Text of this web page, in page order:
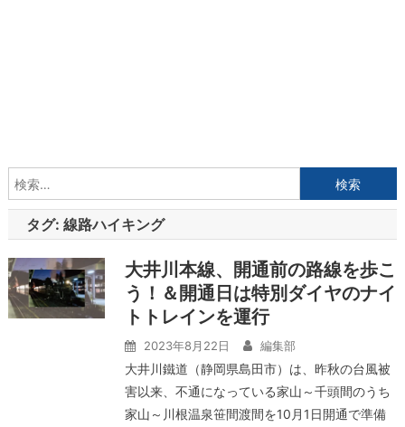
索:
タグ: 線路ハイキング
大井川本線、開通前の路線を歩こ
う！＆開通日は特別ダイヤのナイ
トトレインを運行
2023年8月22日 編集部
大井川鐵道（静岡県島田市）は、昨秋の台風被
害以来、不通になっている家山～千頭間のうち
家山～川根温泉笹間渡間を10月1日開通で準備